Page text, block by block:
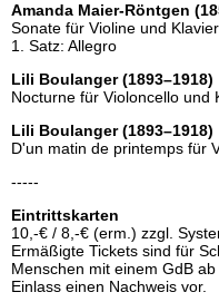
Amanda Maier-Röntgen
Sonate für Violine und Klavier
1. Satz: Allegro
Lili Boulanger (1893–1918)
Nocturne für Violoncello und
Lili Boulanger (1893–1918)
D'un matin de printemps für
-----
Eintrittskarten
10,-€ / 8,-€ (erm.) zzgl.
Ermäßigte Tickets sind für
Menschen mit einem GdB
Einlass einen Nachweis vor.